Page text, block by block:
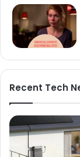
Recent Tech